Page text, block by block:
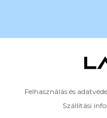
Felhasználás és
Szállítási